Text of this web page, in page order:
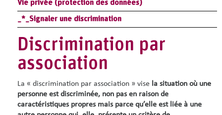
Vie privée (protection des données)
_*_Signaler une discrimination
Discrimination par
association
La « discrimination par association » vise la situation où une
personne est discriminée, non pas en raison de
caractéristiques propres mais parce qu’elle est liée à une